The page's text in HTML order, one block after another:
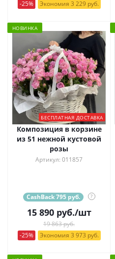
-25%
Экономия 3 229 руб.
НОВИНКА
БЕСПЛАТНАЯ ДОСТАВКА
Композиция в корзине
из 51 нежной кустовой
розы
Артикул: 011857
CashBack 795 руб. ?
15 890руб./шт
19 863 руб.
-25%
Экономия 3 973 руб.